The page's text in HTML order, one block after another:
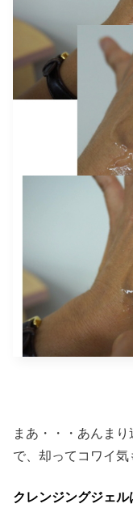
まあ・・・あんま
で、却ってコワイ気
クレンジングジェ